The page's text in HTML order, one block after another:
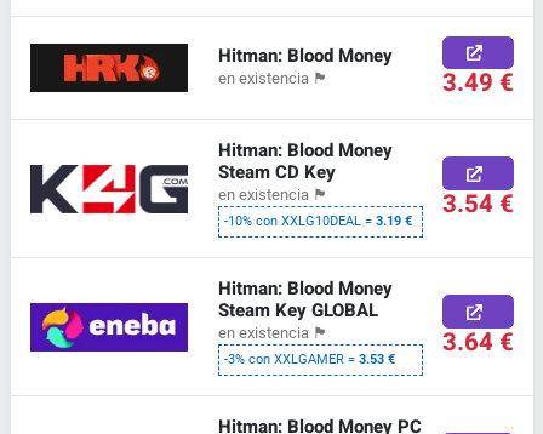
Hitman: Blood Money
en existencia 🏴 3.49 €
Hitman: Blood Money
Steam CD Key
en existencia 🏴
-10% con XXLG10DEAL =3.19 € 3.54 €
Hitman: Blood Money
Steam Key GLOBAL
en existencia 🏴
-3% con XXLGAMER =3.53 € 3.64 €
Hitman: Blood Money PC